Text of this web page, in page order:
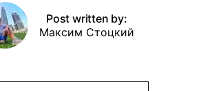
Post written by:
Максим Стоцкий